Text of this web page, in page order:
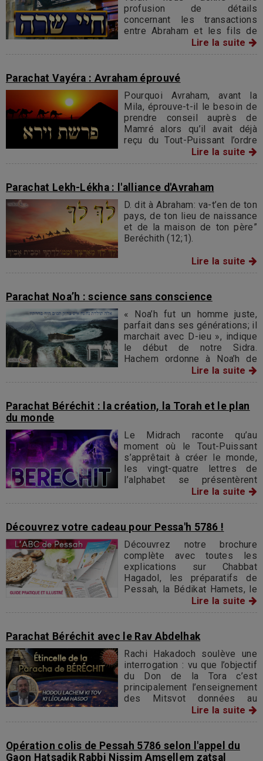
profusion de détails
concernant les transactions
entre Abraham et les fils de
‘Hèt au sujet de la caverne de
Makhpéla à 'Hevron. Ce terrain
d'Abraham et de ses
descendants.
Lire la suite
Parachat Vayéra : Avraham éprouvé
Pourquoi Avraham, avant la
Mila, éprouve-t-il le besoin de
prendre conseil auprès de
Mamré alors qu’il avait déjà
reçu du Tout-Puissant l’ordre
explicite d’accomplir cette
mitsva ?
Lire la suite
Parachat Lekh-Lékha : l'alliance d'Avraham
D. dit à Abraham: va-t’en de ton
pays, de ton lieu de naissance
et de la maison de ton père”
Beréchith (12;1).
Lire la suite
Parachat Noa’h : science sans conscience
« Noa’h fut un homme juste,
parfait dans ses générations; il
marchait avec D-ieu », indique
le début de notre Sidra.
Hachem ordonne à Noa’h de
construire une Arche (selon
des instructions très
toute forme de vie sur la terre
Lire la suite
Parachat Béréchit : la création, la Torah et le plan
du monde
Le Midrach raconte qu’au
moment où le Tout-Puissant
s’apprêtait à créer le monde,
les vingt-quatre lettres de
l’alphabet se présentèrent
devant le Trône Céleste.
Lire la suite
Découvrez votre cadeau pour Pessa'h 5786 !
Découvrez notre brochure
complète avec toutes les
explications sur Chabbat
Hagadol, les préparatifs de
Pessah, la Bédikat Hamets, le
déroulement du Seder,
calendrier, allumage des
Lire la suite
Parachat Béréchit avec le Rav Abdelhak
Rachi Hakadoch soulève une
interrogation : vu que l’objectif
du Don de la Tora c’est
principalement l’enseignement
des Mitsvot données au
peuple juif, alors pourquoi
avait-on besoin d’entamer le
la Création de l’univers ?
Lire la suite
Opération colis de Pessah 5786 selon l'appel du
Gaon Hatsadik Rabbi Nissim Amsellem zatsal